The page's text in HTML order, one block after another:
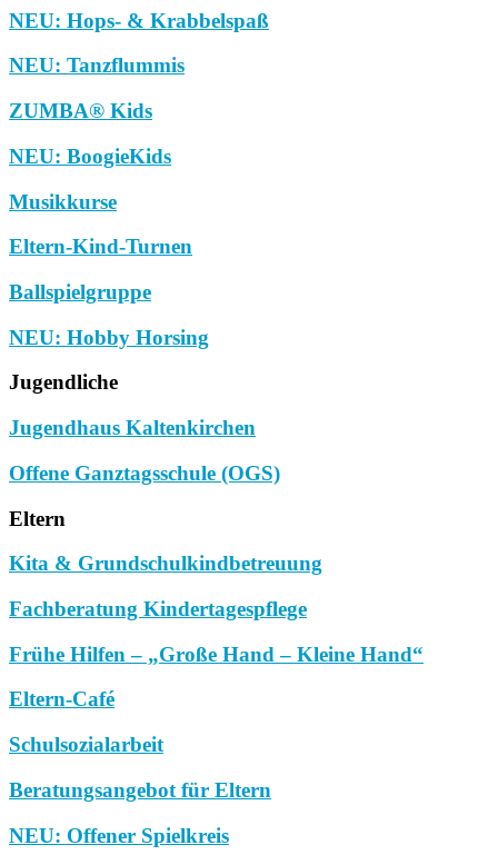
NEU: Hops- & Krabbelspaß
NEU: Tanzflummis
ZUMBA® Kids
NEU: BoogieKids
Musikkurse
Eltern-Kind-Turnen
Ballspielgruppe
NEU: Hobby Horsing
Jugendliche
Jugendhaus Kaltenkirchen
Offene Ganztagsschule (OGS)
Eltern
Kita & Grundschulkindbetreuung
Fachberatung Kindertagespflege
Frühe Hilfen – „Große Hand – Kleine Hand“
Eltern-Café
Schulsozialarbeit
Beratungsangebot für Eltern
NEU: Offener Spielkreis